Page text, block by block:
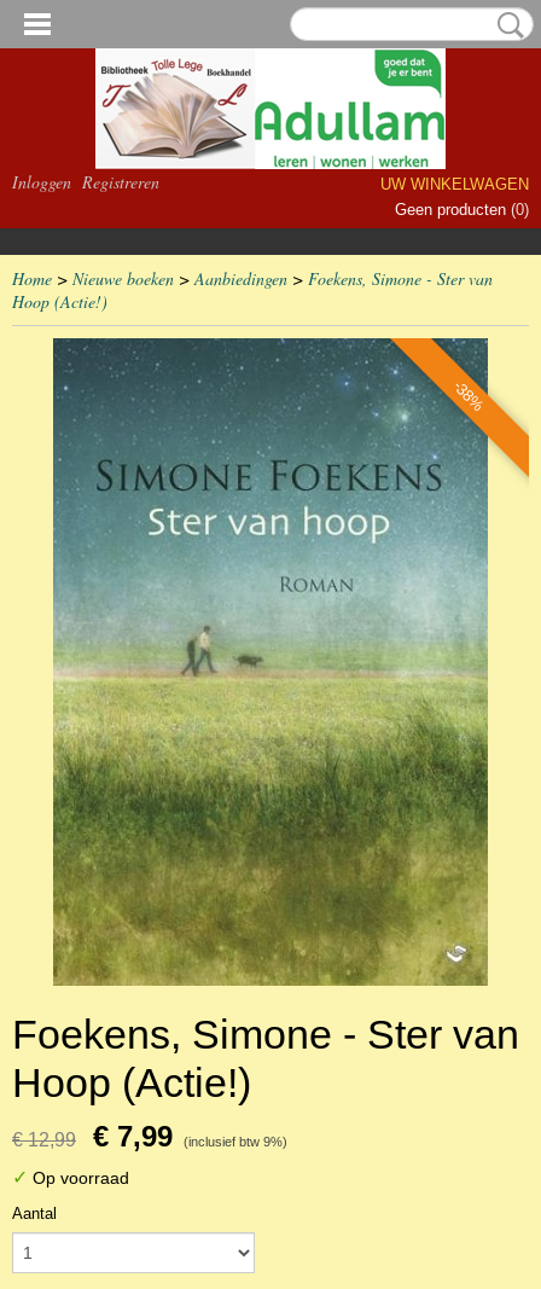
Inloggen Registreren
UW WINKELWAGEN
Geen producten (0)
Home > Nieuwe boeken >Aanbiedingen > Foekens, Simone - Ster van
Hoop (Actie!)
-38%
Foekens, Simone - Ster van
Hoop (Actie!)
€ 12,99 € 7,99 (inclusief btw 9%)
✓ Op voorraad
Aantal